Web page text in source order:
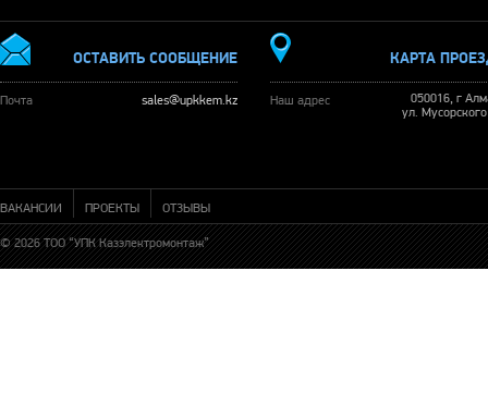
ОСТАВИТЬ СООБЩЕНИЕ
Почта sales@upkkem.kz
КАРТА
Наш адрес
050016, г
ул.
ВАКАНСИИ ПРОЕКТЫ ОТЗЫВЫ
© 2026 ТОО “УПК Казэлектромонтаж”